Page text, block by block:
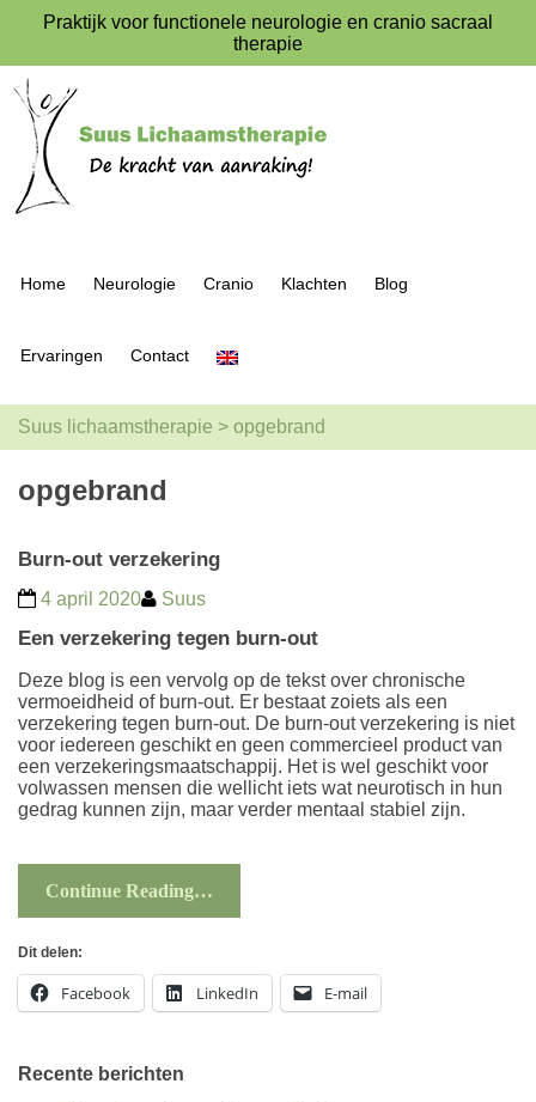
Praktijk voor functionele neurologie en cranio sacraal
therapie
Home Neurologie Cranio Klachten Blog
Ervaringen Contact
Suus lichaamstherapie > opgebrand
opgebrand
Burn-out verzekering
4 april 2020 Suus
Een verzekering tegen burn-out
Deze blog is een vervolg op de tekst over chronische
vermoeidheid of burn-out. Er bestaat zoiets als een
verzekering tegen burn-out. De burn-out verzekering is niet
voor iedereen geschikt en geen commercieel product van
een verzekeringsmaatschappij. Het is wel geschikt voor
volwassen mensen die wellicht iets wat neurotisch in hun
gedrag kunnen zijn, maar verder mentaal stabiel zijn.
Continue Reading…
Dit delen:
Facebook LinkedIn E-mail
Recente berichten